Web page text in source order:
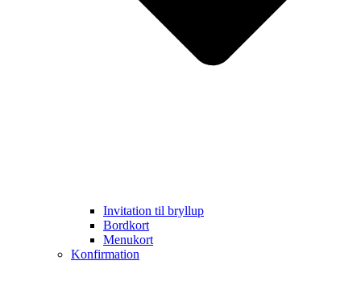
Invitation til bryllup
Bordkort
Menukort
Konfirmation